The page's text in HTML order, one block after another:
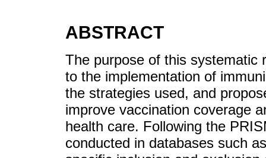
ABSTRACT
The purpose of this systematic
to the implementation of
the strategies used, and
improve vaccination coverage
health care. Following the
conducted in databases such